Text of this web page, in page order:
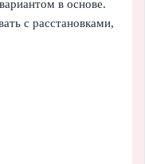
в основе.
с расстановками,